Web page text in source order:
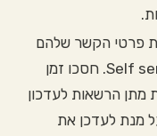
פרטי הקשר שלהם
ישירות במערכת בוב באמצעות Self service. חסכו זמן
מתן הרשאות לעדכון
מנת לעדכן את